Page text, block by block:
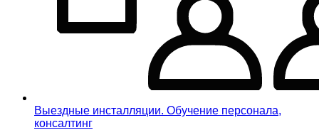
Выездные инсталляции. Обучение персонала,
консалтинг